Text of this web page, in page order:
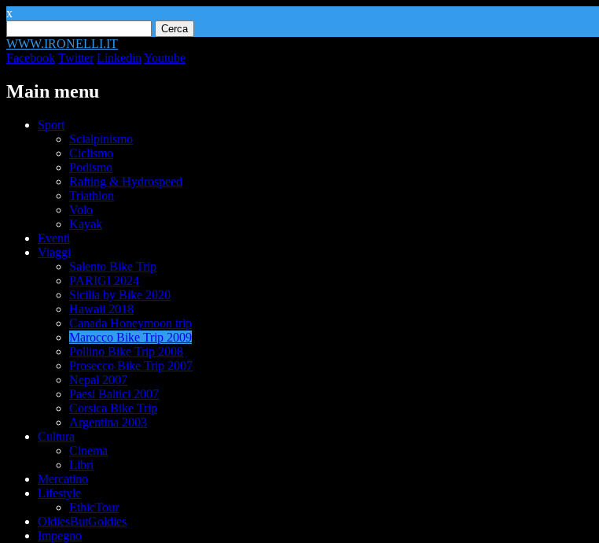
x
per:
WWW.IRONELLI.IT
Facebook Twitter Linkedin Youtube
Main menu
Skip
Sport
Scialpinismo
Ciclismo
Podismo
Rafting & Hydrospeed
Triathlon
Volo
Kayak
Eventi
Viaggi
Salento Bike Trip
PARIGI 2024
Sicilia by Bike 2020
Hawaii 2018
Canada Honeymoon trip
Marocco Bike Trip 2009
Pollino Bike Trip 2008
Prosecco Bike Trip 2007
Nepal 2007
Paesi Baltici 2007
Corsica Bike Trip
Argentina 2003
Cultura
Cinema
Libri
Mercatino
Lifestyle
EthicTour
OldiesButGoldies
Impegno